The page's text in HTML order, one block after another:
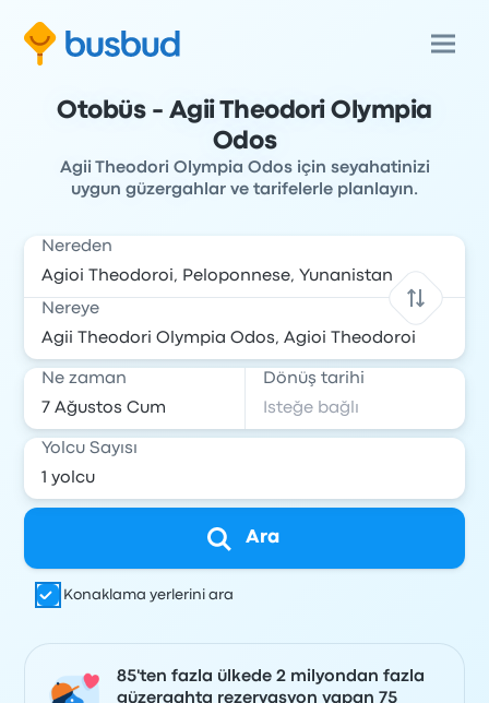
Otobüs - Agii Theodori Olympia
Odos
Agii Theodori Olympia Odos için seyahatinizi
uygun güzergahlar ve tarifelerle planlayın.
Nereden
Nereye
Ne zaman Dönüş tarihi
Yolcu Sayısı
Ara
Konaklama yerlerini ara
85'ten fazla ülkede 2 milyondan fazla
güzergahta rezervasyon yapan 75